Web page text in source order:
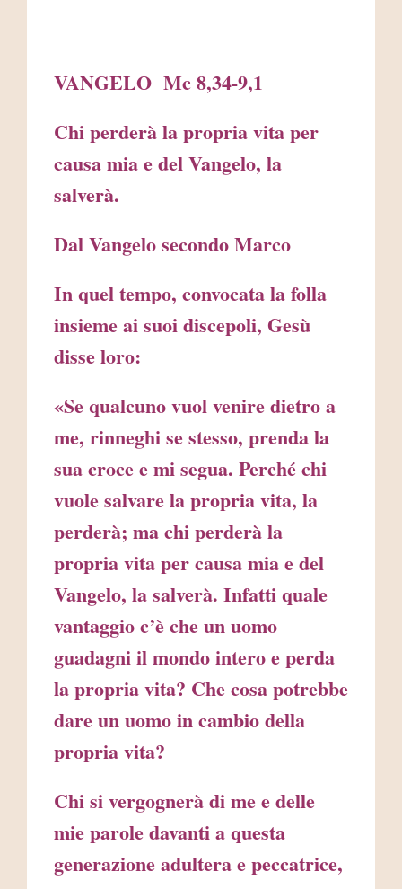
VANGELO Mc 8,34-9,1
Chi perderà la propria vita per
causa mia e del Vangelo, la
salverà.
Dal Vangelo secondo Marco
In quel tempo, convocata la folla
insieme ai suoi discepoli, Gesù
disse loro:
«Se qualcuno vuol venire dietro a
me, rinneghi se stesso, prenda la
sua croce e mi segua. Perché chi
vuole salvare la propria vita, la
perderà; ma chi perderà la
propria vita per causa mia e del
Vangelo, la salverà. Infatti quale
vantaggio c’è che un uomo
guadagni il mondo intero e perda
la propria vita? Che cosa potrebbe
dare un uomo in cambio della
propria vita?
Chi si vergognerà di me e delle
mie parole davanti a questa
generazione adultera e peccatrice,